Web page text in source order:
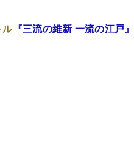
ル『三流の維新 一流の江戸』